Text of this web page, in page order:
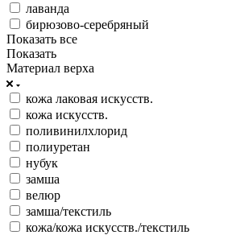
лаванда
бирюзово-серебряный
Показать все
Показать
Материал верха
кожа лаковая искусств.
кожа искусств.
поливинилхлорид
полиуретан
нубук
замша
велюр
замша/текстиль
кожа/кожа искусств./текстиль